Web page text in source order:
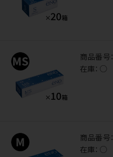
商品番号：
在庫： ○
商品番号：
在庫： ○